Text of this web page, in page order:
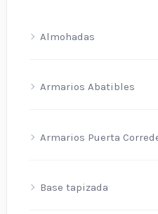
Almohadas
Armarios Abatibles
Armarios Puerta
Base tapizada